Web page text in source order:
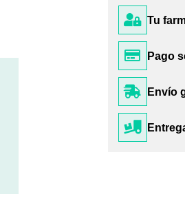
Tu
Pago
Envío